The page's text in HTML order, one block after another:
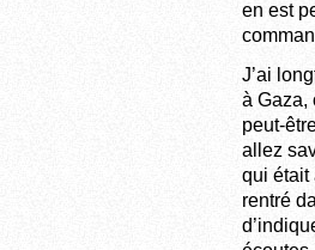
en est
J’ai
à Gaza,
peut-
allez
qui était
rentré